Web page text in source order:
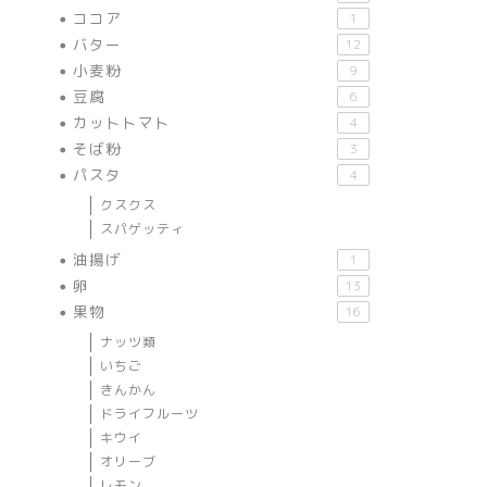
ココア 1
バター 12
小麦粉 9
豆腐 6
カットトマト 4
そば粉 3
パスタ 4
クスクス
スパゲッティ
油揚げ 1
卵 13
果物 16
ナッツ類
いちご
きんかん
ドライフルーツ
キウイ
オリーブ